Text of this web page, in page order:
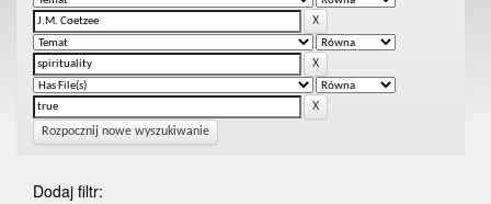
Rozpocznij nowe wyszukiwanie
Dodaj filtr: